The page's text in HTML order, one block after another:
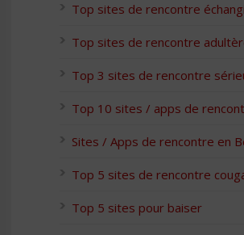
Top sites de rencontre
Top sites de rencontre
Top 3 sites de rencontre
Top 10 sites / apps de
Sites / Apps de rencontre en
Top 5 sites de rencontre
Top 5 sites pour baiser